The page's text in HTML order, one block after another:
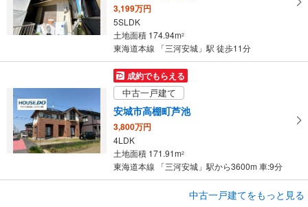
3,199万円
5SLDK
土地面積 174.94m2
東海道本線 「三河安城」駅 徒歩11分
成約でもらえる
中古一戸建て
安城市高棚町芦池
3,800万円
4LDK
土地面積 171.91m2
東海道本線 「三河安城」駅から3600m 車:9分
中古一戸建てをもっと見る